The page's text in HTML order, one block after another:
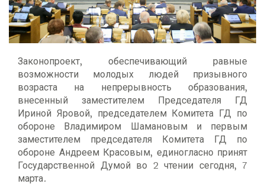
Законопроект, обеспечивающий равные
возможности молодых людей призывного
возраста на непрерывность образования,
внесенный заместителем Председателя ГД
Ириной Яровой, председателем Комитета ГД по
обороне Владимиром Шамановым и первым
заместителем председателя Комитета ГД по
обороне Андреем Красовым, единогласно принят
Государственной Думой во 2 чтении сегодня, 7
марта.